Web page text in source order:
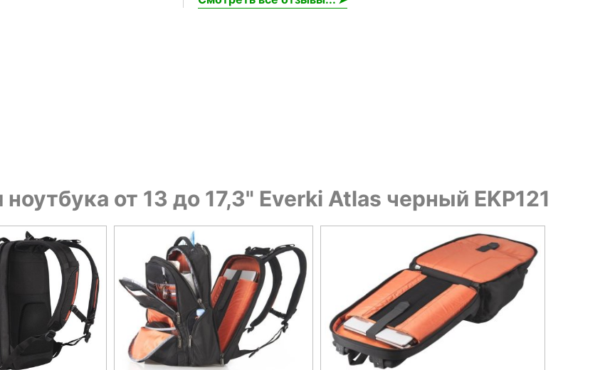
от 13 до 17,3" Everki Atlas черный EKP121